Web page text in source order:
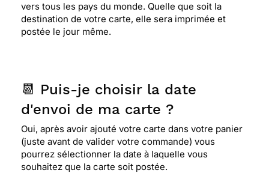
vers tous les pays du monde. Quelle que soit la
destination de votre carte, elle sera imprimée et
postée le jour même.
📆 Puis-je choisir la date
d'envoi de ma carte ?
Oui, après avoir ajouté votre carte dans votre panier
(juste avant de valider votre commande) vous
pourrez sélectionner la date à laquelle vous
souhaitez que la carte soit postée.